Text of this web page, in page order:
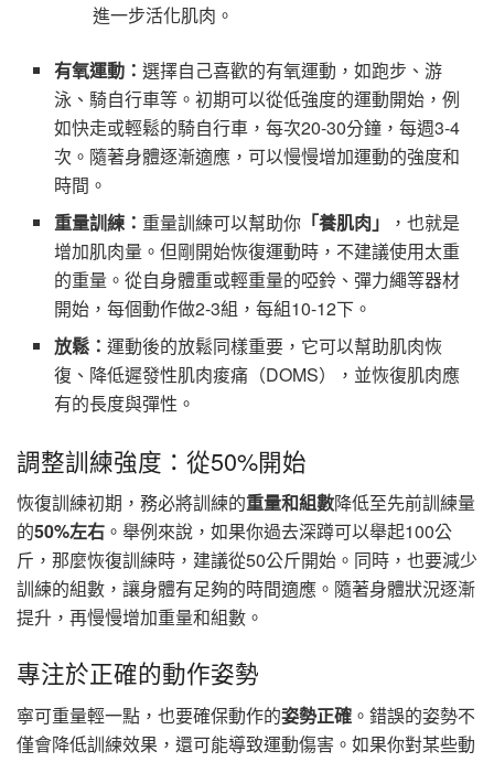
進一步活化肌肉。
有氧運動：選擇自己喜歡的有氧運動，如跑步、游
泳、騎自行車等。初期可以從低強度的運動開始，例
如快走或輕鬆的騎自行車，每次20-30分鐘，每週3-4
次。隨著身體逐漸適應，可以慢慢增加運動的強度和
時間。
重量訓練： 重量訓練可以幫助你 「養肌肉」
，也就是
增加肌肉量。但剛開始恢復運動時，不建議使用太重
的重量。從自身體重或輕重量的啞鈴、彈力繩等器材
開始，每個動作做2-3組，每組10-12下。
放鬆：運動後的放鬆同樣重要，它可以幫助肌肉恢
復、降低遲發性肌肉痠痛（DOMS），並恢復肌肉應
有的長度與彈性。
調整訓練強度：從50%開始
恢復訓練初期，務必將訓練的重量和組數降低至先前訓練量
的50%左右 。舉例來說，如果你過去深蹲可以舉起100公
斤，那麼恢復訓練時，建議從50公斤開始。同時，也要減少
訓練的組數，讓身體有足夠的時間適應。隨著身體狀況逐漸
提升，再慢慢增加重量和組數。
專注於正確的動作姿勢
寧可重量輕一點，也要確保動作的姿勢正確 。錯誤的姿勢不
僅會降低訓練效果，還可能導致運動傷害。如果你對某些動